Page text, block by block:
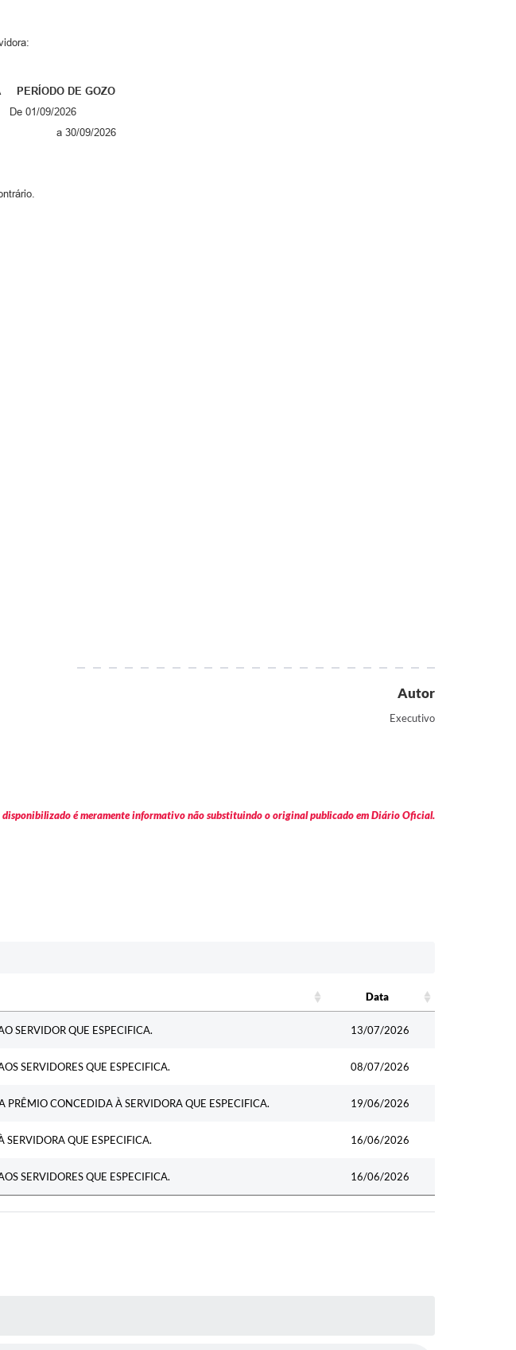
DE GOZO
01/09/2026
Autor
Executivo
disponibilizado é meramente informativo não substituindo o original publicado em Diário Oficial.
Data
SERVIDOR QUE ESPECIFICA. 13/07/2026
SERVIDORES QUE ESPECIFICA. 08/07/2026
PRÊMIO CONCEDIDA À SERVIDORA QUE ESPECIFICA. 19/06/2026
QUE ESPECIFICA. 16/06/2026
SERVIDORES QUE ESPECIFICA. 16/06/2026